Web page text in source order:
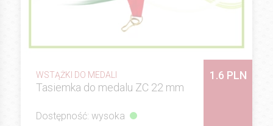
WSTĄŻKI DO MEDALI
Tasiemka do medalu ZC 22 mm
1.6 PLN
Dostępność: wysoka